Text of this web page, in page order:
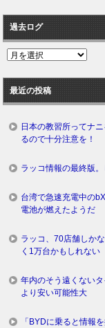
過去ログ
過
ロ
グ
最近の投稿
日本の教習所ってナ
るので十分注意を！
ラッコ情報の最終版
台湾で急速充電中の
電池が燃えたようだ
ラッコ、70店舗しか
く1万台かもしれない
年内のそう遠くない
より安い可能性大
「BYDに乗ると情報